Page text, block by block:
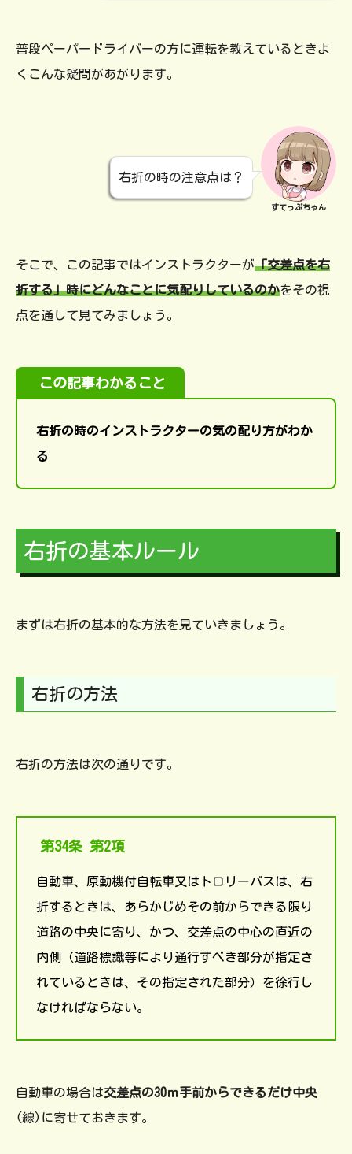
普段ペーパードライバーの方に運転を教えているときよ
くこんな疑問があがります。
右折の時の注意点は？
すてっぷちゃん
そこで、この記事ではインストラクターが「交差点を右
折する」時にどんなことに気配りしているのかをその視
点を通して見てみましょう。
この記事わかること
右折の時のインストラクターの気の配り方がわか
る
右折の基本ルール
まずは右折の基本的な方法を見ていきましょう。
右折の方法
右折の方法は次の通りです。
第34条 第2項
自動車、原動機付自転車又はトロリーバスは、右
折するときは、あらかじめその前からできる限り
道路の中央に寄り、かつ、交差点の中心の直近の
内側（道路標識等により通行すべき部分が指定さ
れているときは、その指定された部分）を徐行し
なければならない。
自動車の場合は交差点の30ｍ手前からできるだけ中央
(線)に寄せておきます。